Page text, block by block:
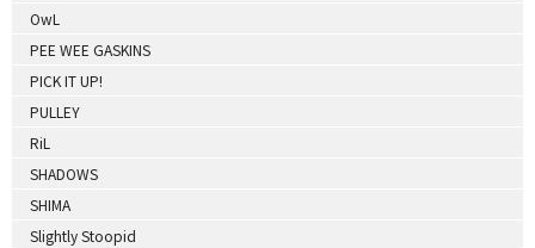
OwL
PEE WEE GASKINS
PICK IT UP!
PULLEY
RiL
SHADOWS
SHIMA
Slightly Stoopid